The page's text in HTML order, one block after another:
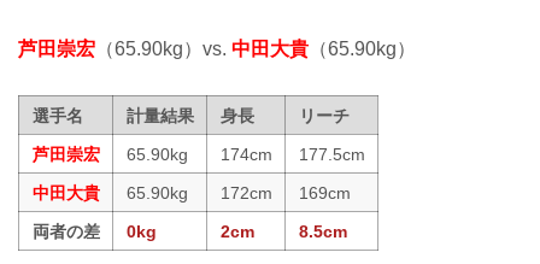
芦田崇宏 （65.90kg）vs. 中田大貴 （65.90kg）
選手名 計量結果 身長
リーチ
芦田崇宏
65.90kg 174cm
177.5cm
中田大貴
65.90kg 172cm
169cm
両者の差
0kg 2cm 8.5cm